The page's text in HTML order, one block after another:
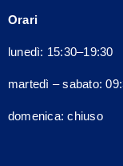
Orari
lunedì: 15:30–19:30
martedì – sabato:
domenica: chiuso